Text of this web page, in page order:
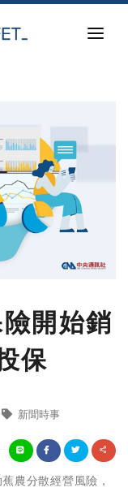
開始銷
保
新聞時事
農分散經營風險，